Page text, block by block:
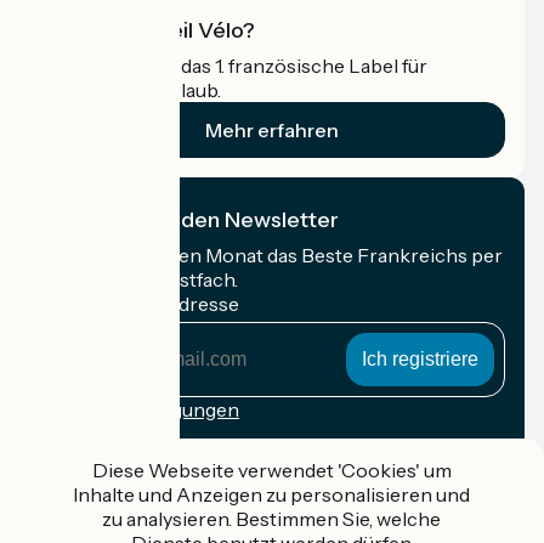
Was ist Accueil Vélo?
Accueil Vélo ist das 1. französische Label für
Radfahrer im Urlaub.
Mehr erfahren
Ich abonniere den Newsletter
Erhalten Sie jeden Monat das Beste Frankreichs per
Rad in Ihrem Postfach.
Meine E-Mail-Adresse
Anmeldebedingungen
Gefördert im Rahmen von Destination France
Diese Webseite verwendet 'Cookies' um
Inhalte und Anzeigen zu personalisieren und
zu analysieren. Bestimmen Sie, welche